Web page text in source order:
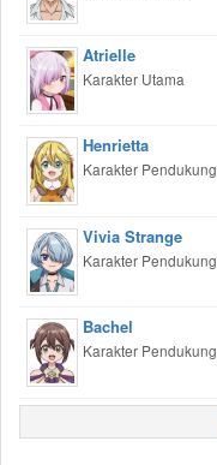
Atrielle
Karakter Utama
Henrietta
Karakter Pendukung
Vivia Strange
Karakter Pendukung
Bachel
Karakter Pendukung